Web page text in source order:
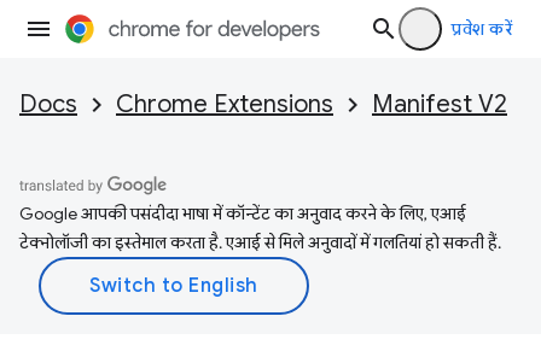
प्रवेश करें
Docs Chrome Extensions Manifest V2
Google आपकी पसंदीदा भाषा में कॉन्टेंट का अनुवाद करने के लिए, एआई
टेक्नोलॉजी का इस्तेमाल करता है. एआई से मिले अनुवादों में गलतियां हो सकती हैं.